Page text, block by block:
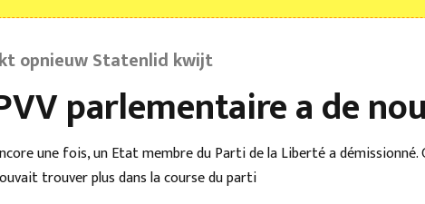
opnieuw Statenlid kwijt
parlementaire a de
une fois, un Etat membre du Parti de la Liberté a
trouver plus dans la course du parti